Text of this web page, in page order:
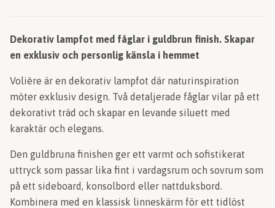
Dekorativ lampfot med fåglar i guldbrun finish. Skapar
en exklusiv och personlig känsla i hemmet
Volière är en dekorativ lampfot där naturinspiration
möter exklusiv design. Två detaljerade fåglar vilar på ett
dekorativt träd och skapar en levande siluett med
karaktär och elegans.
Den guldbruna finishen ger ett varmt och sofistikerat
uttryck som passar lika fint i vardagsrum och sovrum som
på ett sideboard, konsolbord eller nattduksbord.
Kombinera med en klassisk linneskärm för ett tidlöst